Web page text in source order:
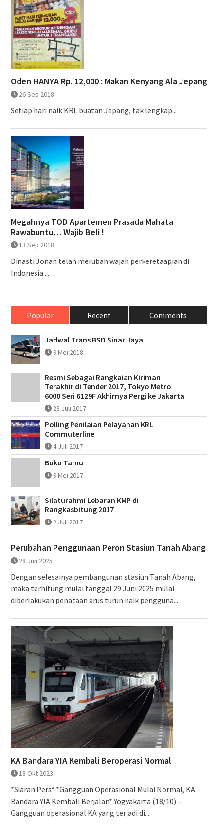
Oden HANYA Rp. 12,000 : Makan Kenyang Ala Jepang
26 Sep 2018
Setiap hari naik KRL buatan Jepang, tak lengkap...
Megahnya TOD Apartemen Prasada Mahata
Rawabuntu… Wajib Beli !
13 Sep 2018
Dinasti Jonan telah merubah wajah perkeretaapian di
Indonesia....
Popular Recent Comments
Jadwal Trans BSD Sinar Jaya
9 Mei 2018
Resmi Sebagai Rangkaian Kiriman
Terakhir di Tender 2017, Tokyo Metro
6000 Seri 6129F Akhirnya Pergi ke Jakarta
23 Juli 2017
Polling Penilaian Pelayanan KRL
Commuterline
4 Juli 2017
Buku Tamu
9 Mei 2017
Silaturahmi Lebaran KMP di
Rangkasbitung 2017
2 Juli 2017
Perubahan Penggunaan Peron Stasiun Tanah Abang
28 Jun 2025
Dengan selesainya pembangunan stasiun Tanah Abang,
maka terhitung mulai tanggal 29 Juni 2025 mulai
diberlakukan penataan arus turun naik pengguna...
KA Bandara YIA Kembali Beroperasi Normal
18 Okt 2023
*Siaran Pers* *Gangguan Operasional Mulai Normal, KA
Bandara YIA Kembali Berjalan* Yogyakarta (18/10) –
Gangguan operasional KA yang terjadi di...